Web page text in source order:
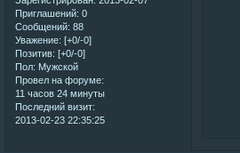
Приглашений: 0
Сообщений: 88
Уважение: [+0/-0]
Позитив: [+0/-0]
Пол: Мужской
Провел на форуме:
11 часов 24 минуты
Последний визит:
2013-02-23 22:35:25